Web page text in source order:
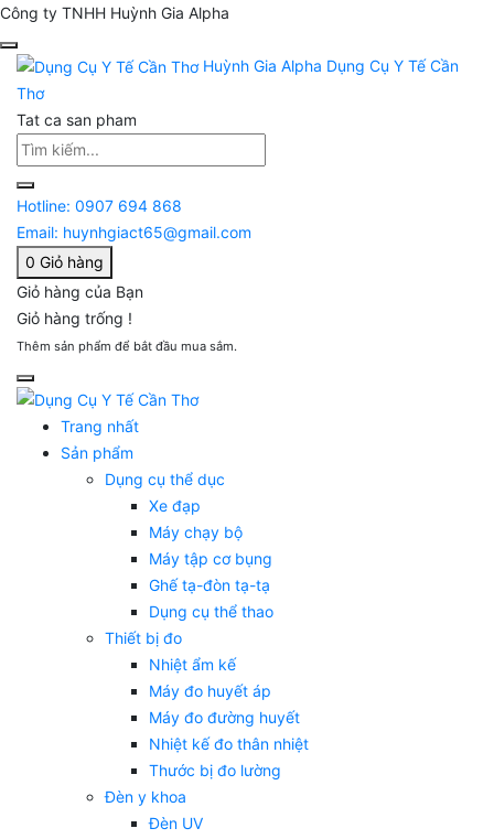
Công ty TNHH Huỳnh Gia Alpha
Huỳnh Gia Alpha Dụng Cụ Y Tế Cần
Thơ
Tat ca san pham
Hotline: 0907 694 868
Email: huynhgiact65@gmail.com
0 Giỏ hàng
Giỏ hàng của Bạn
Giỏ hàng trống !
Thêm sản phẩm để bắt đầu mua sắm.
Trang nhất
Sản phẩm
Dụng cụ thể dục
Xe đạp
Máy chạy bộ
Máy tập cơ bụng
Ghế tạ-đòn tạ-tạ
Dụng cụ thể thao
Thiết bị đo
Nhiệt ẩm kế
Máy đo huyết áp
Máy đo đường huyết
Nhiệt kế đo thân nhiệt
Thước bị đo lường
Đèn y khoa
Đèn UV